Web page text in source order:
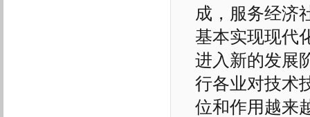
成，服务经济
基本实现现代
进入新的发展
行各业对技术
位和作用越来